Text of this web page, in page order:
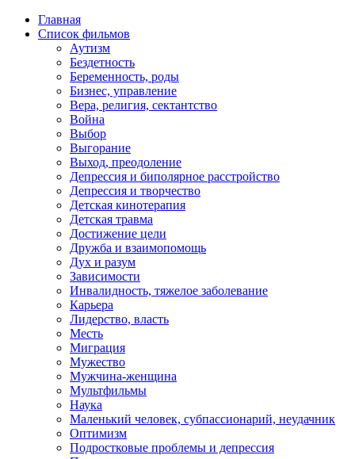
Главная
Список фильмов
Аутизм
Бездетность
Беременность, роды
Бизнес, управление
Вера, религия, сектантство
Война
Выбор
Выгорание
Выход, преодоление
Депрессия и биполярное расстройство
Депрессия и творчество
Детская кинотерапия
Детская травма
Достижение цели
Дружба и взаимопомощь
Дух и разум
Зависимости
Инвалидность, тяжелое заболевание
Карьера
Лидерство, власть
Месть
Миграция
Мужество
Мужчина-женщина
Мультфильмы
Наука
Маленький человек, субпассионарий, неудачник
Оптимизм
Подростковые проблемы и депрессия